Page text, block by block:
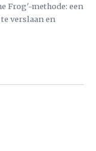
Frog'-methode: een
verslaan en